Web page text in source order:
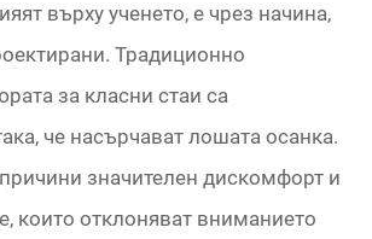
върху ученето, е чрез начина,
Традиционно
за класни стаи са
че насърчават лошата осанка.
значителен дискомфорт и
които отклоняват вниманието